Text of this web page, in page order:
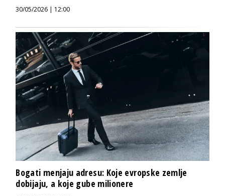
30/05/2026 | 12:00
Bogati menjaju adresu: Koje evropske zemlje
dobijaju, a koje gube milionere